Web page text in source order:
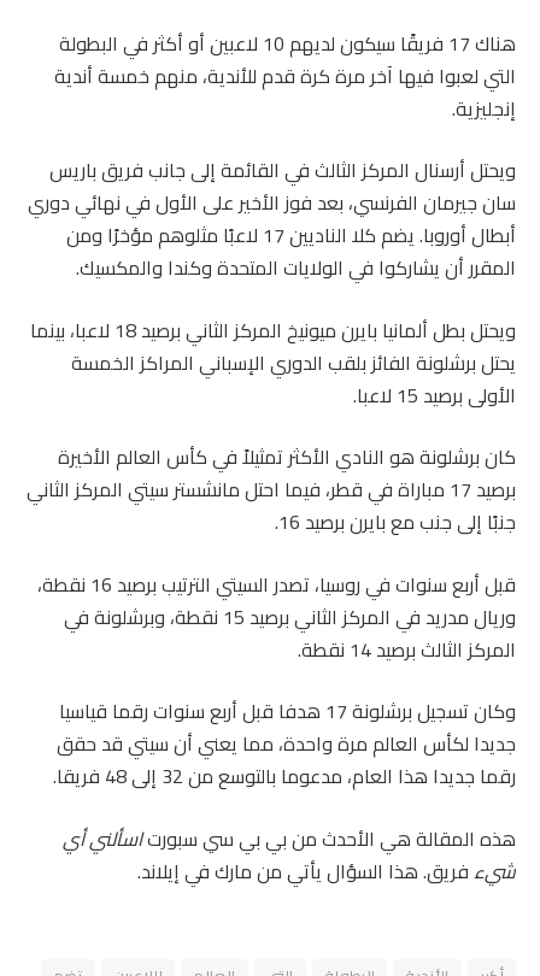
هناك 17 فريقًا سيكون لديهم 10 لاعبين أو أكثر في البطولة
التي لعبوا فيها آخر مرة كرة قدم للأندية، منهم خمسة أندية
إنجليزية.
ويحتل أرسنال المركز الثالث في القائمة إلى جانب فريق باريس
سان جيرمان الفرنسي، بعد فوز الأخير على الأول في نهائي دوري
أبطال أوروبا. يضم كلا الناديين 17 لاعبًا مثلوهم مؤخرًا ومن
المقرر أن يشاركوا في الولايات المتحدة وكندا والمكسيك.
ويحتل بطل ألمانيا بايرن ميونيخ المركز الثاني برصيد 18 لاعبا، بينما
يحتل برشلونة الفائز بلقب الدوري الإسباني المراكز الخمسة
الأولى برصيد 15 لاعبا.
كان برشلونة هو النادي الأكثر تمثيلاً في كأس العالم الأخيرة
برصيد 17 مباراة في قطر، فيما احتل مانشستر سيتي المركز الثاني
جنبًا إلى جنب مع بايرن برصيد 16.
قبل أربع سنوات في روسيا، تصدر السيتي الترتيب برصيد 16 نقطة،
وريال مدريد في المركز الثاني برصيد 15 نقطة، وبرشلونة في
المركز الثالث برصيد 14 نقطة.
وكان تسجيل برشلونة 17 هدفا قبل أربع سنوات رقما قياسيا
جديدا لكأس العالم مرة واحدة، مما يعني أن سيتي قد حقق
رقما جديدا هذا العام، مدعوما بالتوسع من 32 إلى 48 فريقا.
هذه المقالة هي الأحدث من بي بي سي سبورتاسألني أي
شيءفريق. هذا السؤال يأتي من مارك في إيلاند.